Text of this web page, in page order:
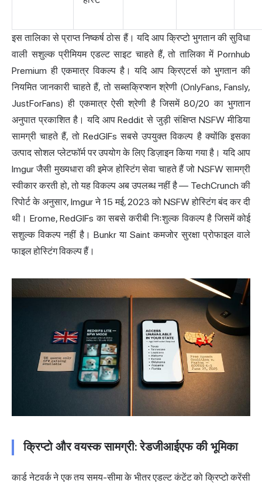
इस तालिका से प्राप्त निष्कर्ष ठोस हैं। यदि आप क्रिप्टो भुगतान की सुविधा
वाली सशुल्क प्रीमियम एडल्ट साइट चाहते हैं, तो तालिका में Pornhub
Premium ही एकमात्र विकल्प है। यदि आप क्रिएटर्स को भुगतान की
नियमित जानकारी चाहते हैं, तो सब्सक्रिप्शन श्रेणी (OnlyFans, Fansly,
JustForFans) ही एकमात्र ऐसी श्रेणी है जिसमें 80/20 का भुगतान
अनुपात प्रकाशित है। यदि आप Reddit से जुड़ी संक्षिप्त NSFW मीडिया
सामग्री चाहते हैं, तो RedGIFs सबसे उपयुक्त विकल्प है क्योंकि इसका
उत्पाद सोशल प्लेटफॉर्म पर उपयोग के लिए डिज़ाइन किया गया है। यदि आप
Imgur जैसी मुख्यधारा की इमेज होस्टिंग सेवा चाहते हैं जो NSFW सामग्री
स्वीकार करती हो, तो यह विकल्प अब उपलब्ध नहीं है — TechCrunch की
रिपोर्ट के अनुसार, Imgur ने 15 मई, 2023 को NSFW होस्टिंग बंद कर दी
थी। Erome, RedGIFs का सबसे करीबी निःशुल्क विकल्प है जिसमें कोई
सशुल्क विकल्प नहीं है। Bunkr या Saint कमजोर सुरक्षा प्रोफाइल वाले
फाइल होस्टिंग विकल्प हैं।
क्रिप्टो और वयस्क सामग्री: रेडजीआईएफ की भूमिका
कार्ड नेटवर्क ने एक तय समय-सीमा के भीतर एडल्ट कंटेंट को क्रिप्टो करेंसी